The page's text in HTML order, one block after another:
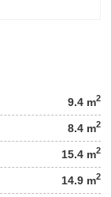
9.4 m2
8.4 m2
15.4 m2
14.9 m2